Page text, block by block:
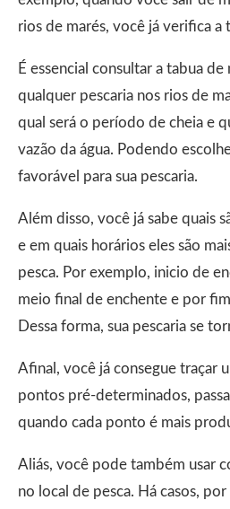
rios de marés, você já verifica a
É essencial consultar a tabua
qualquer pescaria nos rios de
qual será o período de cheia e
vazão da água. Podendo
favorável para sua pescaria.
Além disso, você já sabe quais
e em quais horários eles são
pesca. Por exemplo, inicio de
meio final de enchente e por
Dessa forma, sua pescaria se
Afinal, você já consegue traçar
pontos pré-determinados,
quando cada ponto é mais
Aliás, você pode também usar
no local de pesca. Há casos,